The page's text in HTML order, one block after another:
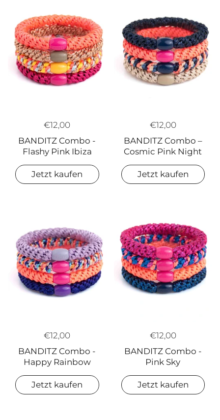
€12,00
BANDITZ Combo -
Flashy Pink Ibiza
Jetzt kaufen
€12,00
BANDITZ Combo –
Cosmic Pink Night
Jetzt kaufen
€12,00
BANDITZ Combo -
Happy Rainbow
Jetzt kaufen
€12,00
BANDITZ Combo -
Pink Sky
Jetzt kaufen